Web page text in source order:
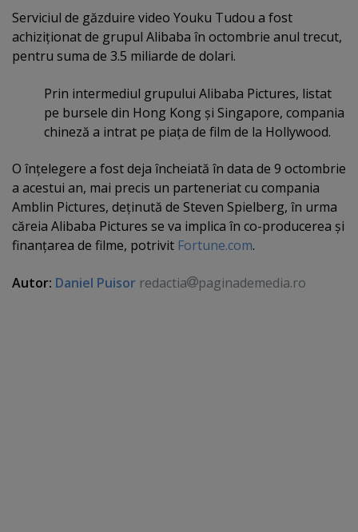
Serviciul de găzduire video Youku Tudou a fost
achiziţionat de grupul Alibaba în octombrie anul trecut,
pentru suma de 3.5 miliarde de dolari.
Prin intermediul grupului Alibaba Pictures, listat
pe bursele din Hong Kong şi Singapore, compania
chineză a intrat pe piaţa de film de la Hollywood.
O înţelegere a fost deja încheiată în data de 9 octombrie
a acestui an, mai precis un parteneriat cu compania
Amblin Pictures, deţinută de Steven Spielberg, în urma
căreia Alibaba Pictures se va implica în co-producerea şi
finanţarea de filme, potrivit Fortune.com.
Autor: Daniel Puisor redactia paginademedia.ro